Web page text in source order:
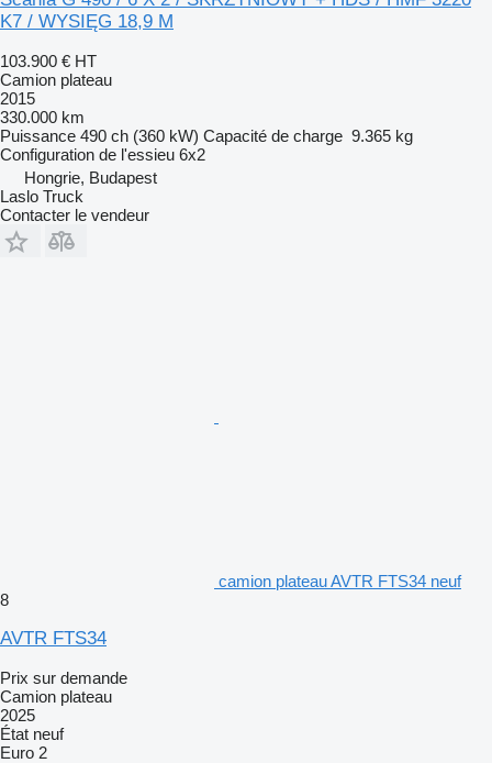
K7 / WYSIĘG 18,9 M
103.900 € HT
Camion plateau
2015
330.000 km
Puissance 490 ch (360 kW) Capacité de charge 9.365 kg
Configuration de l'essieu 6x2
Hongrie, Budapest
Laslo Truck
Contacter le vendeur
camion plateau AVTR FTS34 neuf
8
AVTR FTS34
Prix sur demande
Camion plateau
2025
État neuf
Euro 2